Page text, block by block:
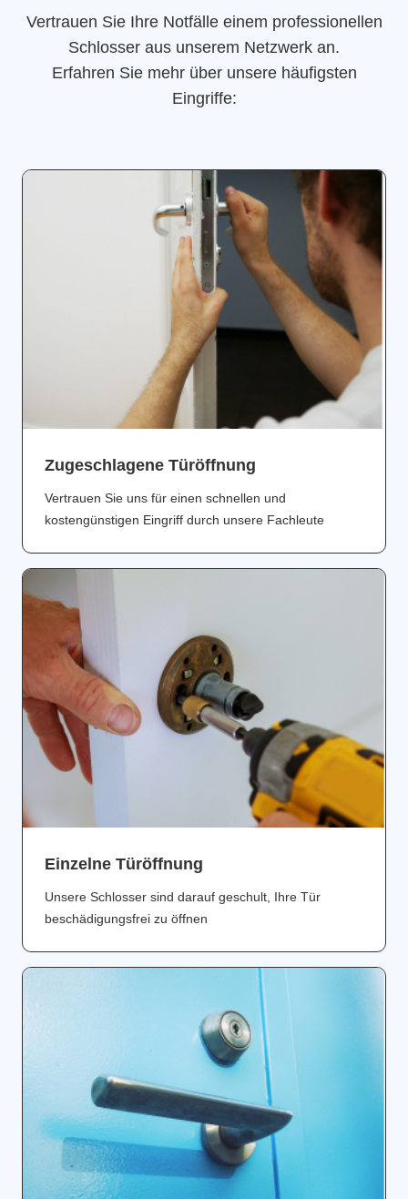
Vertrauen Sie Ihre Notfälle einem professionellen
Schlosser aus unserem Netzwerk an.
Erfahren Sie mehr über unsere häufigsten
Eingriffe:
Zugeschlagene Türöffnung
Vertrauen Sie uns für einen schnellen und
kostengünstigen Eingriff durch unsere Fachleute
Einzelne Türöffnung
Unsere Schlosser sind darauf geschult, Ihre Tür
beschädigungsfrei zu öffnen